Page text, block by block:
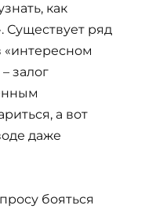
как
Существует ряд
залог
а вот
даже
бояться